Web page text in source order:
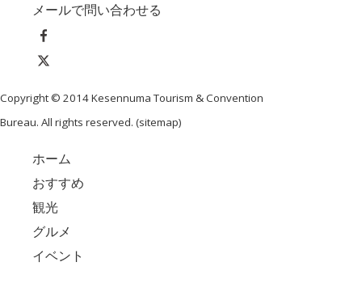
メールで問い合わせる
Copyright © 2014 Kesennuma Tourism & Convention
Bureau. All rights reserved. (sitemap)
ホーム
おすすめ
観光
グルメ
イベント